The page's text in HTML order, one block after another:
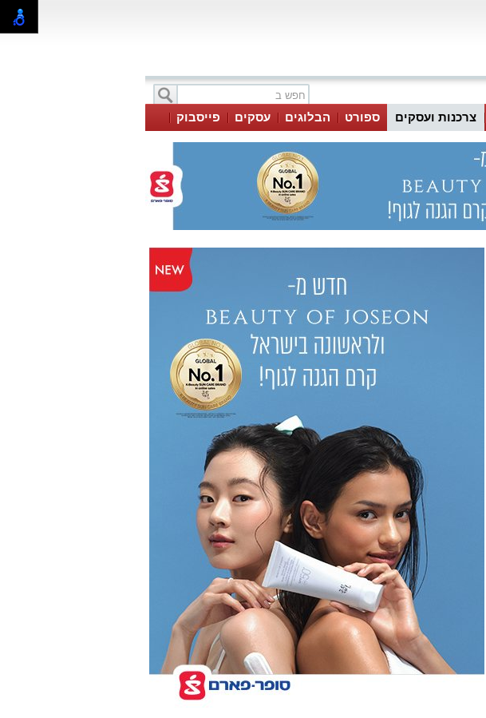
צרכנות ועסקים ספורט הבלוגים עסקים
פייסבוק